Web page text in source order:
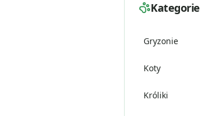
Kategorie
Gryzonie
Koty
Króliki